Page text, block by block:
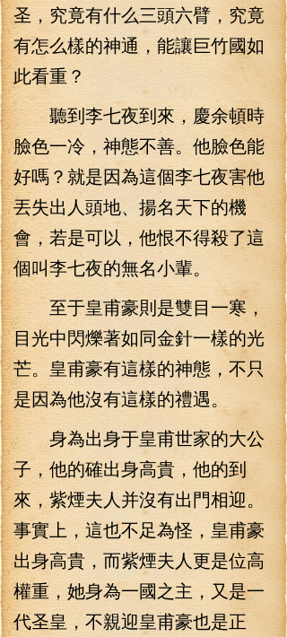
圣，究竟有什么三頭六臂，究竟
有怎么樣的神通，能讓巨竹國如
此看重？
聽到李七夜到來，慶余頓時
臉色一冷，神態不善。他臉色能
好嗎？就是因為這個李七夜害他
丟失出人頭地、揚名天下的機
會，若是可以，他恨不得殺了這
個叫李七夜的無名小輩。
至于皇甫豪則是雙目一寒，
目光中閃爍著如同金針一樣的光
芒。皇甫豪有這樣的神態，不只
是因為他沒有這樣的禮遇。
身為出身于皇甫世家的大公
子，他的確出身高貴，他的到
來，紫煙夫人并沒有出門相迎。
事實上，這也不足為怪，皇甫豪
出身高貴，而紫煙夫人更是位高
權重，她身為一國之主，又是一
代圣皇，不親迎皇甫豪也是正